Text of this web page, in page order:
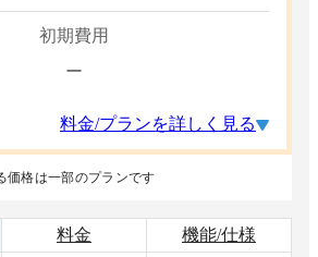
初期費用
ー
料金/プランを詳しく見る
格は一部のプランです
料金
機能/仕様